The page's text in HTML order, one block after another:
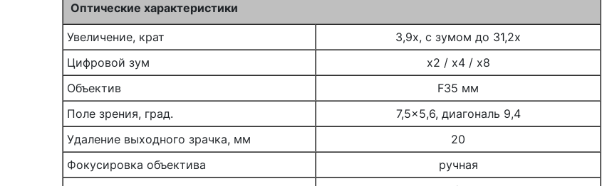
Оптические характеристики
Увеличение, крат
3,9x, с зумом до 31,2x
Цифровой зум
x2 / x4 / x8
Объектив
F35 мм
Поле зрения, град.
7,5x5,6, диагональ 9,4
Удаление выходного зрачка, мм
20
Фокусировка объектива
ручная